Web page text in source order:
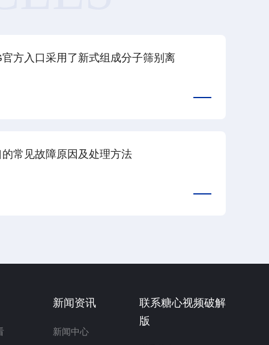
方入口采用了新式组成分子筛别离
常见故障原因及处理方法
新闻资讯
新闻中心
联系糖心视频破解
版